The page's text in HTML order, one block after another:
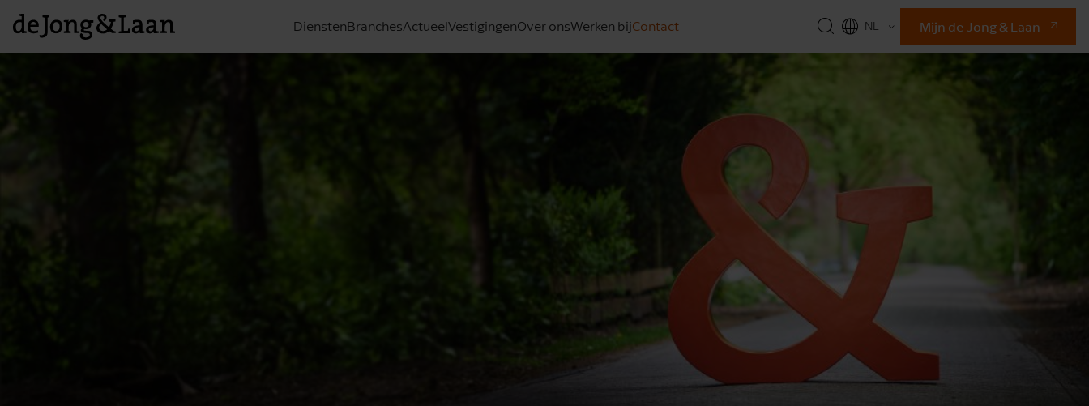
DienstenBranchesActueelVestigingenOver onsWerken bijContact
EN
NL Mijn de Jong & Laan